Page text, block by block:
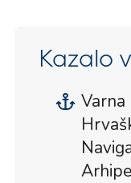
Kazalo
Varna